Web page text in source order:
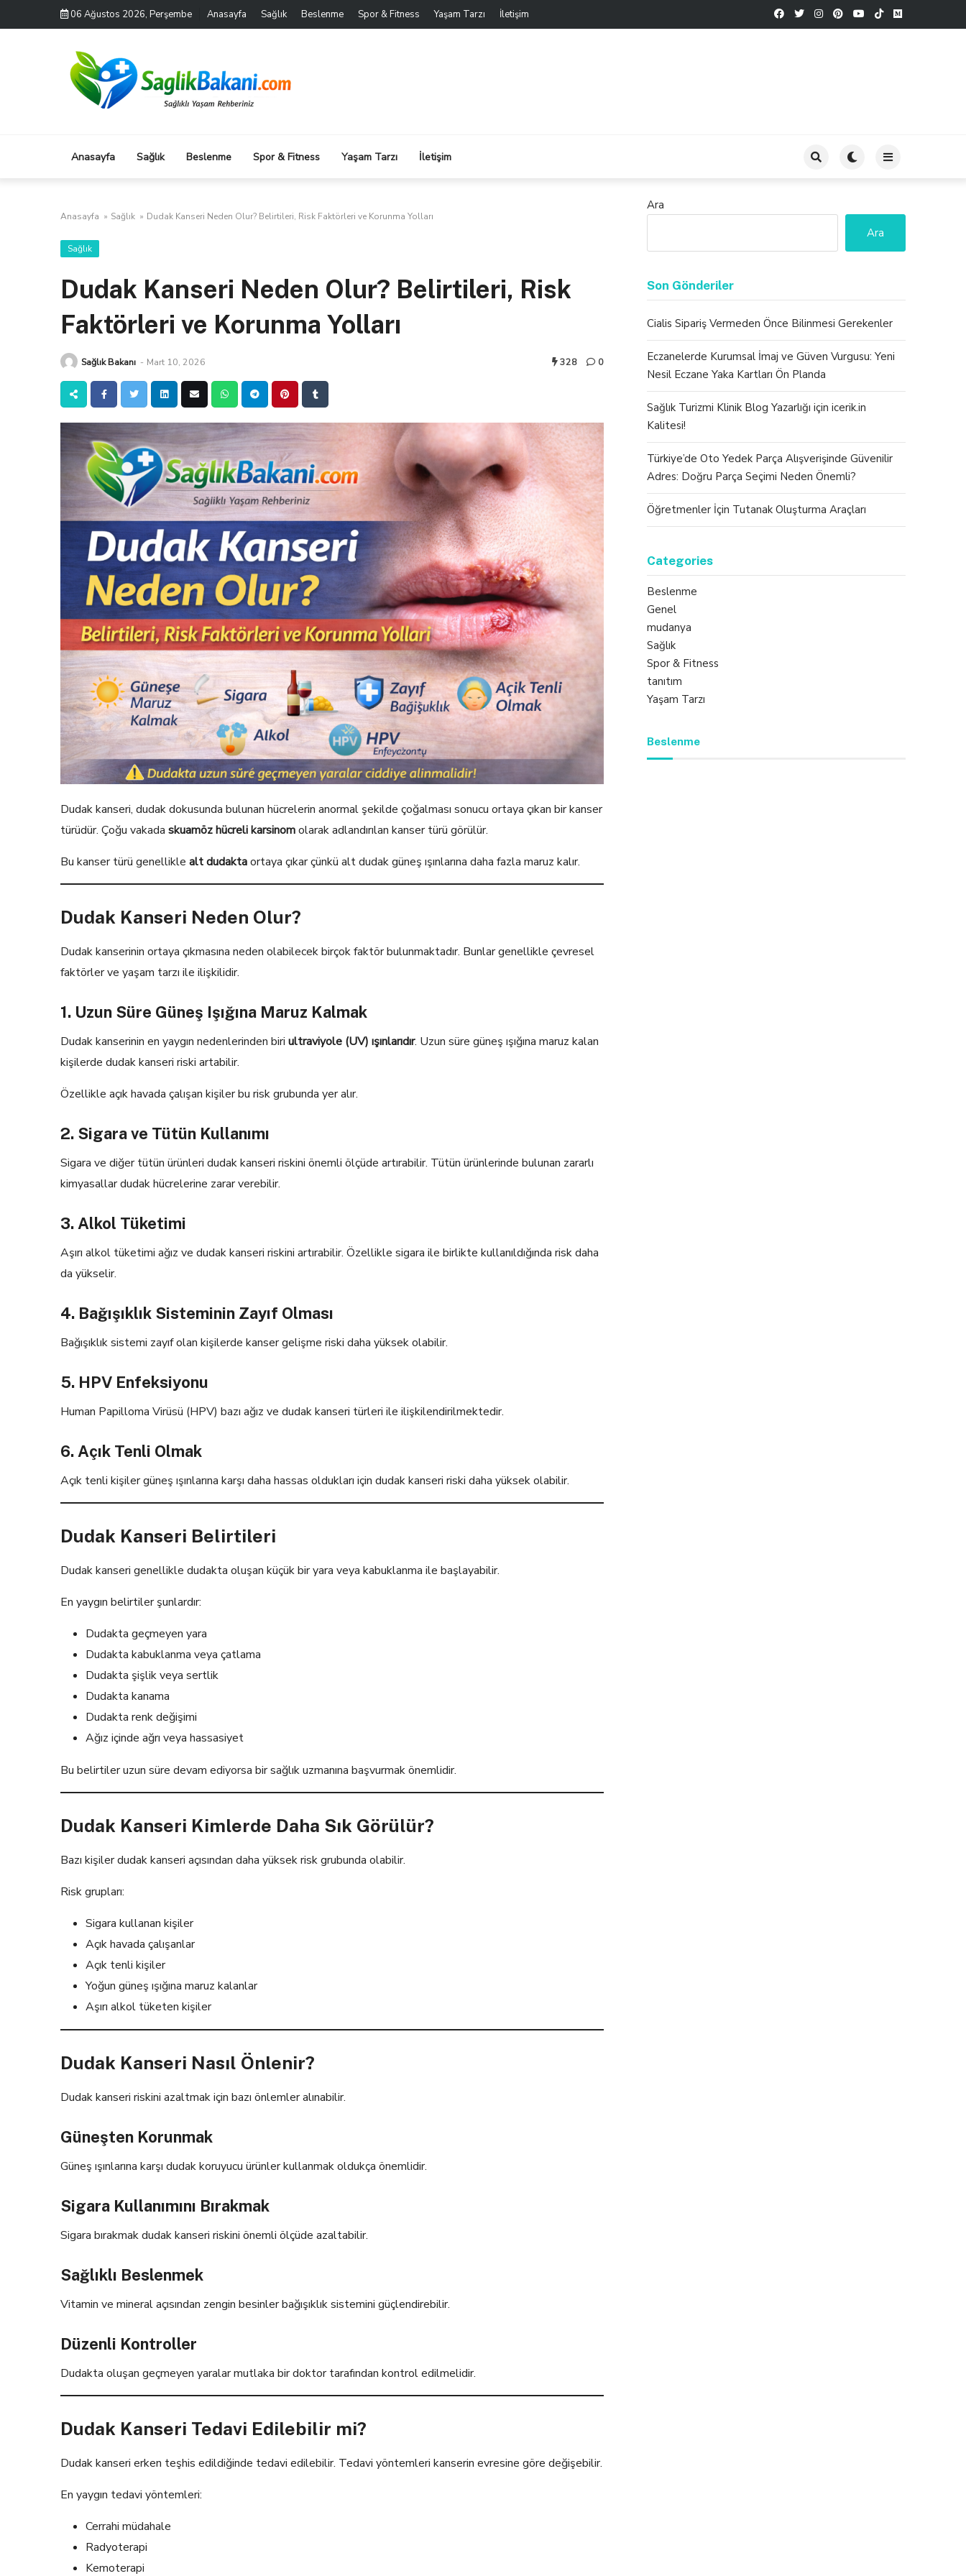
06 Ağustos 2026, Perşembe Anasayfa Sağlık Beslenme Spor & Fitness Yaşam Tarzı İletişim
Anasayfa Sağlık Beslenme Spor & Fitness Yaşam Tarzı İletişim
Anasayfa » Sağlık » Dudak Kanseri Neden Olur? Belirtileri, Risk Faktörleri ve Korunma Yolları
Sağlık
Dudak Kanseri Neden Olur? Belirtileri, Risk
Faktörleri ve Korunma Yolları
Sağlık Bakanı - Mart 10, 2026 328 0
Dudak kanseri, dudak dokusunda bulunan hücrelerin anormal şekilde çoğalması sonucu ortaya çıkan bir kanser
türüdür. Çoğu vakada skuamöz hücreli karsinomolarak adlandırılan kanser türü görülür.
Bu kanser türü genellikle alt dudaktaortaya çıkar çünkü alt dudak güneş ışınlarına daha fazla maruz kalır.
Dudak Kanseri Neden Olur?
Dudak kanserinin ortaya çıkmasına neden olabilecek birçok faktör bulunmaktadır. Bunlar genellikle çevresel
faktörler ve yaşam tarzı ile ilişkilidir.
1. Uzun Süre Güneş Işığına Maruz Kalmak
Dudak kanserinin en yaygın nedenlerinden biri ultraviyole (UV) ışınlarıdır. Uzun süre güneş ışığına maruz kalan
kişilerde dudak kanseri riski artabilir.
Özellikle açık havada çalışan kişiler bu risk grubunda yer alır.
2. Sigara ve Tütün Kullanımı
Sigara ve diğer tütün ürünleri dudak kanseri riskini önemli ölçüde artırabilir. Tütün ürünlerinde bulunan zararlı
kimyasallar dudak hücrelerine zarar verebilir.
3. Alkol Tüketimi
Aşırı alkol tüketimi ağız ve dudak kanseri riskini artırabilir. Özellikle sigara ile birlikte kullanıldığında risk daha
da yükselir.
4. Bağışıklık Sisteminin Zayıf Olması
Bağışıklık sistemi zayıf olan kişilerde kanser gelişme riski daha yüksek olabilir.
5. HPV Enfeksiyonu
Human Papilloma Virüsü (HPV) bazı ağız ve dudak kanseri türleri ile ilişkilendirilmektedir.
6. Açık Tenli Olmak
Açık tenli kişiler güneş ışınlarına karşı daha hassas oldukları için dudak kanseri riski daha yüksek olabilir.
Dudak Kanseri Belirtileri
Dudak kanseri genellikle dudakta oluşan küçük bir yara veya kabuklanma ile başlayabilir.
En yaygın belirtiler şunlardır:
Dudakta geçmeyen yara
Dudakta kabuklanma veya çatlama
Dudakta şişlik veya sertlik
Dudakta kanama
Dudakta renk değişimi
Ağız içinde ağrı veya hassasiyet
Bu belirtiler uzun süre devam ediyorsa bir sağlık uzmanına başvurmak önemlidir.
Dudak Kanseri Kimlerde Daha Sık Görülür?
Bazı kişiler dudak kanseri açısından daha yüksek risk grubunda olabilir.
Risk grupları:
Sigara kullanan kişiler
Açık havada çalışanlar
Açık tenli kişiler
Yoğun güneş ışığına maruz kalanlar
Aşırı alkol tüketen kişiler
Dudak Kanseri Nasıl Önlenir?
Dudak kanseri riskini azaltmak için bazı önlemler alınabilir.
Güneşten Korunmak
Güneş ışınlarına karşı dudak koruyucu ürünler kullanmak oldukça önemlidir.
Sigara Kullanımını Bırakmak
Sigara bırakmak dudak kanseri riskini önemli ölçüde azaltabilir.
Sağlıklı Beslenmek
Vitamin ve mineral açısından zengin besinler bağışıklık sistemini güçlendirebilir.
Düzenli Kontroller
Dudakta oluşan geçmeyen yaralar mutlaka bir doktor tarafından kontrol edilmelidir.
Dudak Kanseri Tedavi Edilebilir mi?
Dudak kanseri erken teşhis edildiğinde tedavi edilebilir. Tedavi yöntemleri kanserin evresine göre değişebilir.
En yaygın tedavi yöntemleri:
Cerrahi müdahale
Radyoterapi
Kemoterapi
Ara
Ara
Son Gönderiler
Cialis Sipariş Vermeden Önce Bilinmesi Gerekenler
Eczanelerde Kurumsal İmaj ve Güven Vurgusu: Yeni
Nesil Eczane Yaka Kartları Ön Planda
Sağlık Turizmi Klinik Blog Yazarlığı için icerik.in
Kalitesi!
Türkiye’de Oto Yedek Parça Alışverişinde Güvenilir
Adres: Doğru Parça Seçimi Neden Önemli?
Öğretmenler İçin Tutanak Oluşturma Araçları
Categories
Beslenme
Genel
mudanya
Sağlık
Spor & Fitness
tanıtım
Yaşam Tarzı
Beslenme